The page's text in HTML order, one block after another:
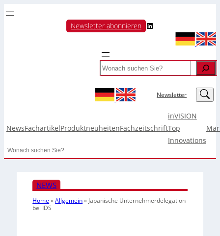
Newsletter abonnieren LinkedIn
Search
Newsletter LinkedIn
NewsFachartikelProduktneuheitenFachzeitschrift
inVISION
Top
Innovations
Search
NEWS
Home »Allgemein» Japanische Unternehmerdelegation
bei IDS